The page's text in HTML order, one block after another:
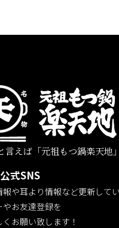
言えば「元祖もつ鍋楽天地」
式SNS
報や耳より情報など更新してい
やお友達登録を
お願い致します！